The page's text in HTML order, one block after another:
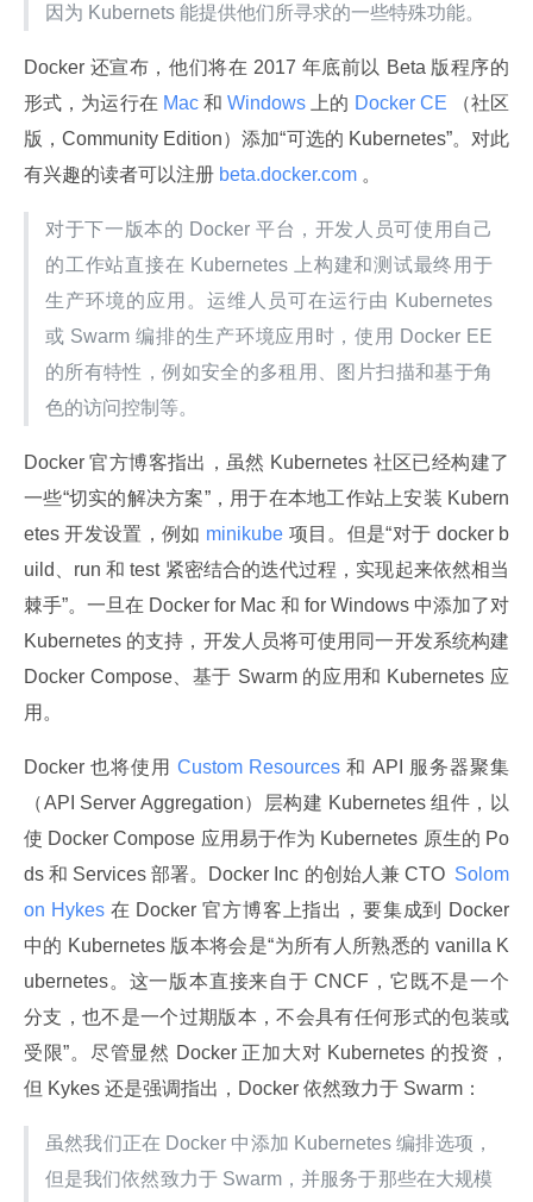
因为 Kubernets 能提供他们所寻求的一些特殊功能。
Docker 还宣布，他们将在 2017 年底前以 Beta 版程序的
形式，为运行在 Mac 和 Windows 上的 Docker CE
（社区
版，Community Edition）添加“可选的 Kubernetes”。对此
有兴趣的读者可以注册 beta.docker.com 。
对于下一版本的 Docker 平台，开发人员可使用自己
的工作站直接在 Kubernetes 上构建和测试最终用于
生产环境的应用。运维人员可在运行由 Kubernetes
或 Swarm 编排的生产环境应用时，使用 Docker EE
的所有特性，例如安全的多租用、图片扫描和基于角
色的访问控制等。
Docker 官方博客指出，虽然 Kubernetes 社区已经构建了
一些“切实的解决方案”，用于在本地工作站上安装 Kubern
etes 开发设置，例如 minikube 项目。但是“对于 docker b
uild、run 和 test 紧密结合的迭代过程，实现起来依然相当
棘手”。一旦在 Docker for Mac 和 for Windows 中添加了对
Kubernetes 的支持，开发人员将可使用同一开发系统构建
Docker Compose、基于 Swarm 的应用和 Kubernetes 应
用。
Docker 也将使用 Custom Resources 和 API 服务器聚集
（API Server Aggregation）层构建 Kubernetes 组件，以
使 Docker Compose 应用易于作为 Kubernetes 原生的 Po
ds 和 Services 部署。Docker Inc 的创始人兼 CTO Solom
on Hykes 在 Docker 官方博客上指出，要集成到 Docker
中的 Kubernetes 版本将会是“为所有人所熟悉的 vanilla K
ubernetes。这一版本直接来自于 CNCF，它既不是一个
分支，也不是一个过期版本，不会具有任何形式的包装或
受限”。尽管显然 Docker 正加大对 Kubernetes 的投资，
但 Kykes 还是强调指出，Docker 依然致力于 Swarm：
虽然我们正在 Docker 中添加 Kubernetes 编排选项，
但是我们依然致力于 Swarm，并服务于那些在大规模